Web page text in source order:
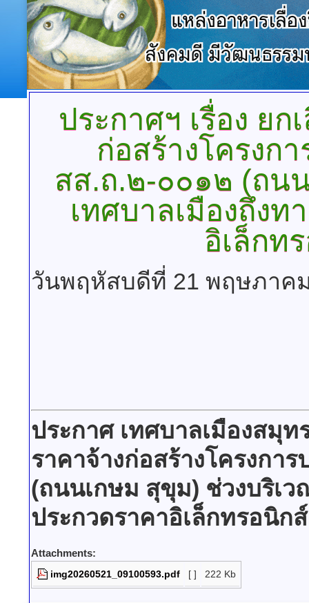
ประกาศฯ เรื่อง ย
ก่อสร้างโครงก
สส.ถ.๒-๐๐๑๒ (ถน
เทศบาลเมืองถึงท
อิเล็กท
วันพฤหัสบดีที่ 21 พฤษภาคม
ประกาศ เทศบาลเมืองสมุท
ราคาจ้างก่อสร้างโครงกา
(ถนนเกษม สุขุม) ช่วงบริเว
ประกวดราคาอิเล็กทรอนิก
Attachments:
img20260521_09100593.pdf [ ] 222 Kb